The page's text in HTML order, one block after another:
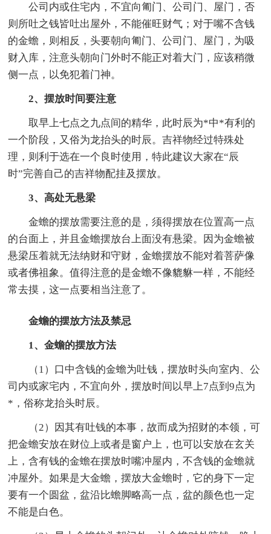
公司内或住宅内，不宜向匍门、公司门、屋门，否
则所吐之钱皆吐出屋外，不能催旺财气；对于嘴不含钱
的金蟾，则相反，头要朝向匍门、公司门、屋门，为吸
财入库，注意头朝向门外时不能正对着大门，应该稍微
侧一点，以免犯着门神。
2、摆放时间要注意
取早上七点之九点间的精华，此时辰为*中*有利的
一个阶段，又俗为龙抬头的时辰。吉祥物经过特殊处
理，则利于选在一个良时使用，特此建议大家在“辰
时”完善自己的吉祥物配挂及摆放。
3、高处无悬梁
金蟾的摆放需要注意的是，须得摆放在位置高一点
的台面上，并且金蟾摆放台上面没有悬梁。因为金蟾被
悬梁压着就无法纳财和守财，金蟾摆放不能对着菩萨像
或者佛祖象。值得注意的是金蟾不像貔貅一样，不能经
常去摸，这一点要相当注意了。
金蟾的摆放方法及禁忌
1、金蟾的摆放方法
（1）口中含钱的金蟾为吐钱，摆放时头向室内、公
司内或家宅内，不宜向外，摆放时间以早上7点到9点为
*，俗称龙抬头时辰。
（2）因其有吐钱的本事，故而成为招财的本领，可
把金蟾安放在财位上或者是窗户上，也可以安放在玄关
上，含有钱的金蟾在摆放时嘴冲屋内，不含钱的金蟾就
冲屋外。如果是大金蟾，摆放大金蟾时，它的身下一定
要有一个圆盆，盆沿比蟾脚略高一点，盆的颜色也一定
不能是白色。